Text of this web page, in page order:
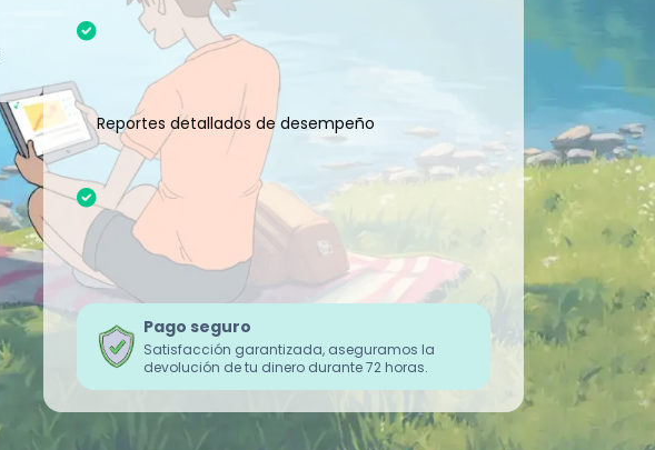
Reportes detallados de desempeño
Pago seguro
Satisfacción garantizada, aseguramos la
devolución de tu dinero durante 72 horas.